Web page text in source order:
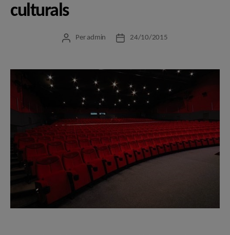
culturals
Autor
Per admin
Data24/10/2015